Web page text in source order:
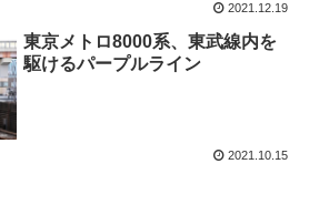
2021.12.19
東京メトロ8000系、東武線内を
駆けるパープルライン
2021.10.15